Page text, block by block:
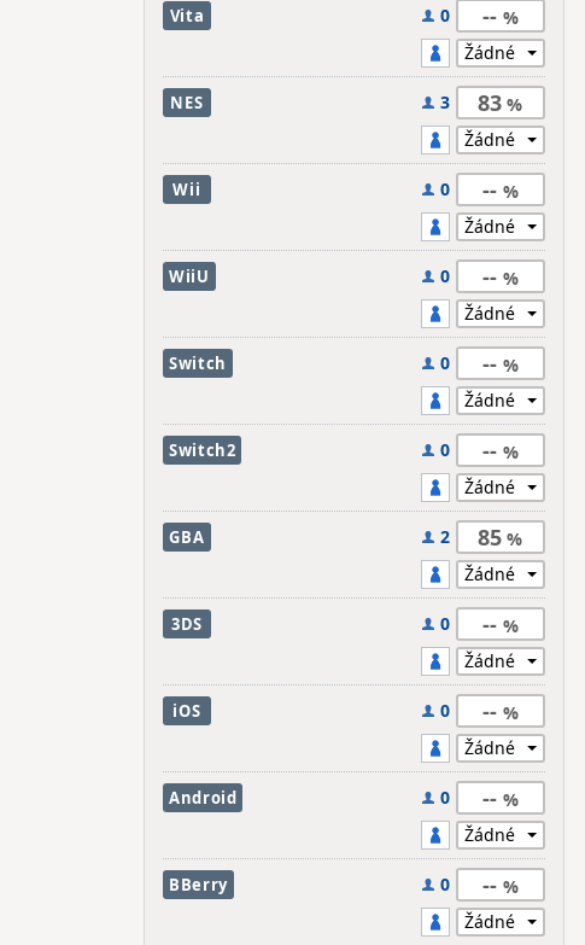
Vita 0 --
NES 3 83
Wii 0 --
WiiU 0 --
Switch 0 --
Switch2 0 --
GBA 2 85
3DS 0 --
iOS 0 --
Android 0 --
BBerry 0 --